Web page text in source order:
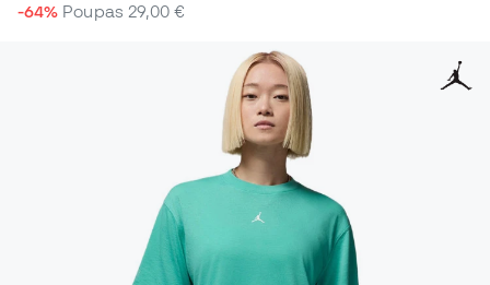
-64% Poupas 29,00 €